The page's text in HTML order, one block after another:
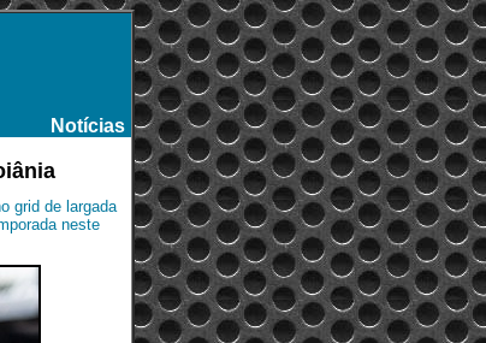
Notícias
grid de largada
neste